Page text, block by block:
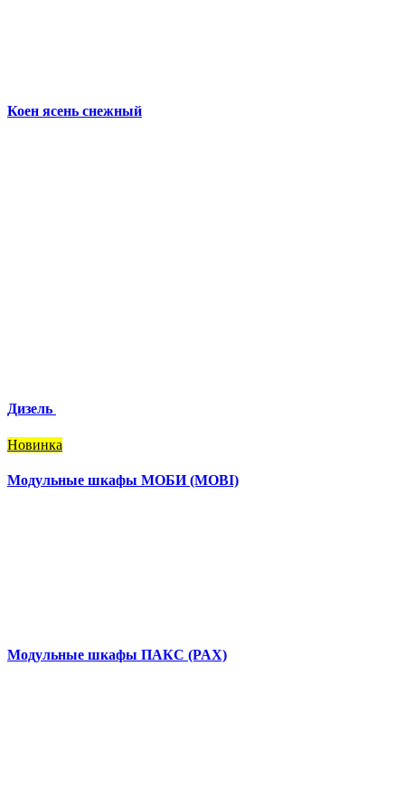
Коен ясень снежный
Дизель
Новинка
Модульные шкафы МОБИ (MOBI)
Модульные шкафы ПАКС (PAX)